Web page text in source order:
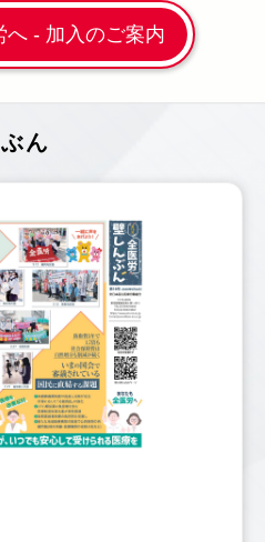
へ - 加入のご案内
ん